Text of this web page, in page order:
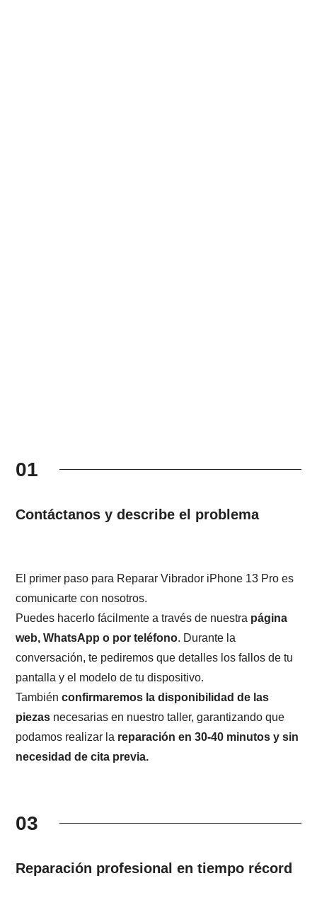
01
Contáctanos y describe el problema
El primer paso para Reparar Vibrador iPhone 13 Pro es
comunicarte con nosotros.
Puedes hacerlo fácilmente a través de nuestra página
web, WhatsApp o por teléfono. Durante la
conversación, te pediremos que detalles los fallos de tu
pantalla y el modelo de tu dispositivo.
Tambiénconfirmaremos la disponibilidad de las
piezas necesarias en nuestro taller, garantizando que
podamos realizar la reparación en 30-40 minutos y sin
necesidad de cita previa.
03
Reparación profesional en tiempo récord